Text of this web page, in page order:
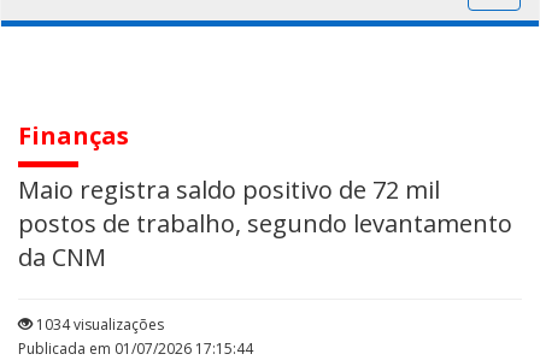
Finanças
Maio registra saldo positivo de 72 mil
postos de trabalho, segundo levantamento
da CNM
1034 visualizações
Publicada em 01/07/2026 17:15:44